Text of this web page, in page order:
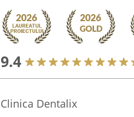
9.4
Clinica Dentalix